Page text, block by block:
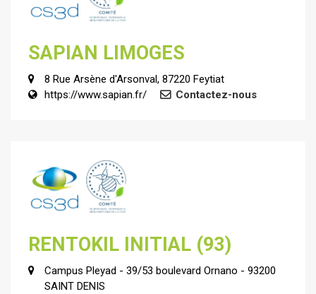
SAPIAN LIMOGES
8 Rue Arsène d'Arsonval, 87220 Feytiat
https://www.sapian.fr/
Contactez-nous
RENTOKIL INITIAL (93)
Campus Pleyad - 39/53 boulevard Ornano - 93200
SAINT DENIS